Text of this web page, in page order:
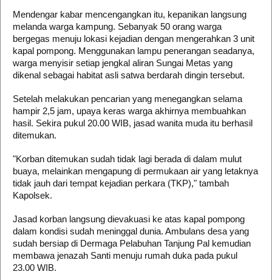
​Mendengar kabar mencengangkan itu, kepanikan langsung
melanda warga kampung. Sebanyak 50 orang warga
bergegas menuju lokasi kejadian dengan mengerahkan 3 unit
kapal pompong. Menggunakan lampu penerangan seadanya,
warga menyisir setiap jengkal aliran Sungai Metas yang
dikenal sebagai habitat asli satwa berdarah dingin tersebut.
​Setelah melakukan pencarian yang menegangkan selama
hampir 2,5 jam, upaya keras warga akhirnya membuahkan
hasil. Sekira pukul 20.00 WIB, jasad wanita muda itu berhasil
ditemukan.
​"Korban ditemukan sudah tidak lagi berada di dalam mulut
buaya, melainkan mengapung di permukaan air yang letaknya
tidak jauh dari tempat kejadian perkara (TKP)," tambah
Kapolsek.
​Jasad korban langsung dievakuasi ke atas kapal pompong
dalam kondisi sudah meninggal dunia. Ambulans desa yang
sudah bersiap di Dermaga Pelabuhan Tanjung Pal kemudian
membawa jenazah Santi menuju rumah duka pada pukul
23.00 WIB.